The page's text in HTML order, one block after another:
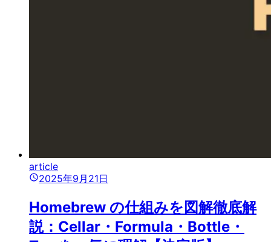
article
2025年9月21日
Homebrew の仕組みを図解徹底解
説：Cellar・Formula・Bottle・